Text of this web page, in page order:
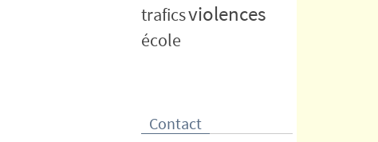
traficsviolences
école
Contact